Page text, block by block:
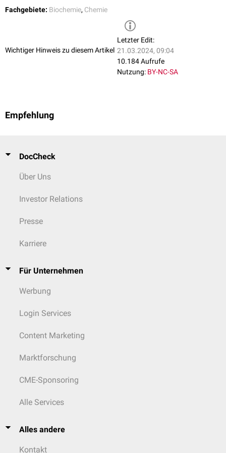
Fachgebiete: Biochemie, Chemie
Wichtiger Hinweis zu diesem Artikel
Letzter Edit:
21.03.2024, 09:04
10.184 Aufrufe
Nutzung: BY-NC-SA
Empfehlung
DocCheck
Über Uns
Investor Relations
Presse
Karriere
Für Unternehmen
Werbung
Login Services
Content Marketing
Marktforschung
CME-Sponsoring
Alle Services
Alles andere
Kontakt